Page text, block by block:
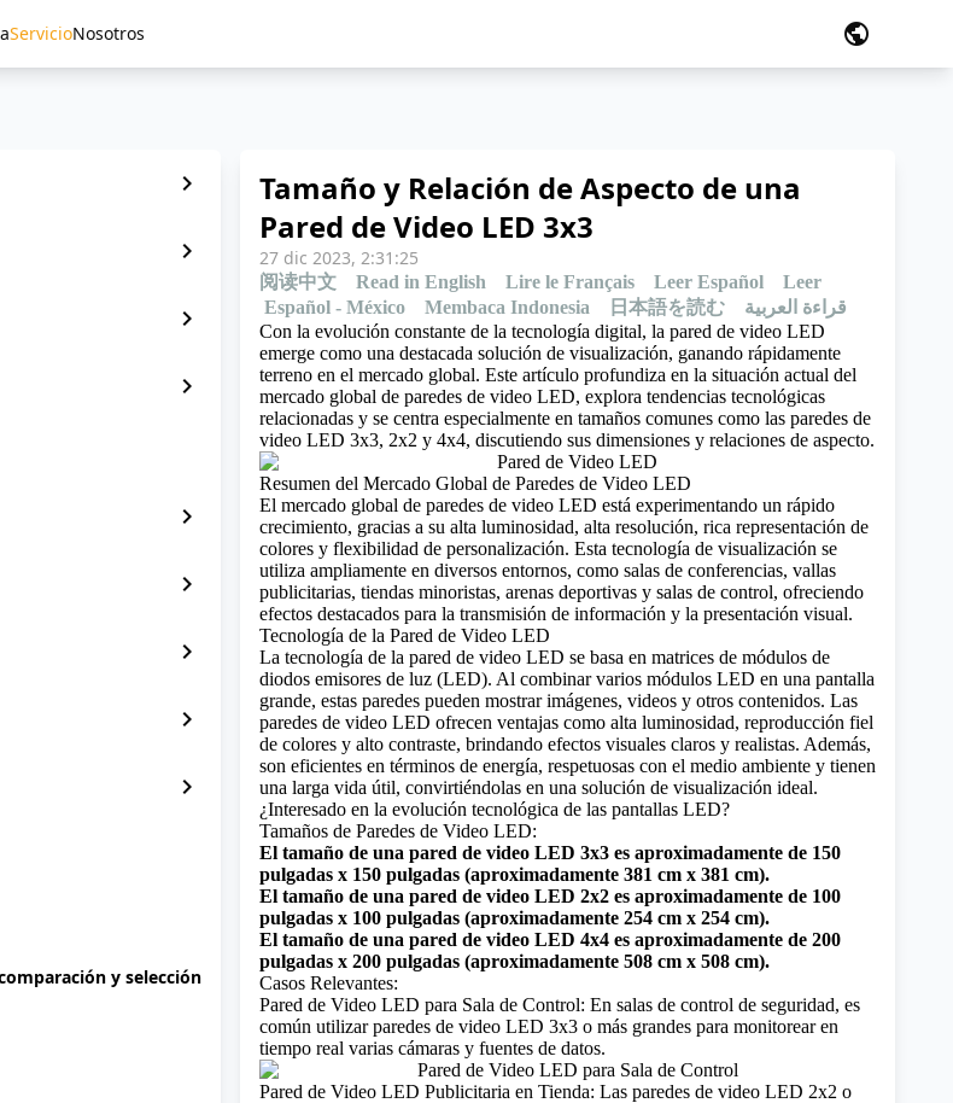
ServicioNosotros public
chevron_right
chevron_right
chevron_right
chevron_right
chevron_right
chevron_right
chevron_right
chevron_right
chevron_right
y selección
Tamaño y Relación de Aspecto de una
Pared de Video LED 3x3
27 dic 2023, 2:31:25
阅读中文 Read in English Lire le Français Leer Español
Leer
Español - México
Membaca Indonesia 日本語を読む
قراءة العربية
Con la evolución constante de la tecnología digital, la pared de video LED
emerge como una destacada solución de visualización, ganando rápidamente
terreno en el mercado global. Este artículo profundiza en la situación actual del
mercado global de paredes de video LED, explora tendencias tecnológicas
relacionadas y se centra especialmente en tamaños comunes como las paredes de
video LED 3x3, 2x2 y 4x4, discutiendo sus dimensiones y relaciones de aspecto.
Resumen del Mercado Global de Paredes de Video LED
El mercado global de paredes de video LED está experimentando un rápido
crecimiento, gracias a su alta luminosidad, alta resolución, rica representación de
colores y flexibilidad de personalización. Esta tecnología de visualización se
utiliza ampliamente en diversos entornos, como salas de conferencias, vallas
publicitarias, tiendas minoristas, arenas deportivas y salas de control, ofreciendo
efectos destacados para la transmisión de información y la presentación visual.
Tecnología de la Pared de Video LED
La tecnología de la pared de video LED se basa en matrices de módulos de
diodos emisores de luz (LED). Al combinar varios módulos LED en una pantalla
grande, estas paredes pueden mostrar imágenes, videos y otros contenidos. Las
paredes de video LED ofrecen ventajas como alta luminosidad, reproducción fiel
de colores y alto contraste, brindando efectos visuales claros y realistas. Además,
son eficientes en términos de energía, respetuosas con el medio ambiente y tienen
una larga vida útil, convirtiéndolas en una solución de visualización ideal.
¿Interesado en la evolución tecnológica de las pantallas LED?
Tamaños de Paredes de Video LED:
El tamaño de una pared de video LED 3x3 es aproximadamente de 150
pulgadas x 150 pulgadas (aproximadamente 381 cm x 381 cm).
El tamaño de una pared de video LED 2x2 es aproximadamente de 100
pulgadas x 100 pulgadas (aproximadamente 254 cm x 254 cm).
El tamaño de una pared de video LED 4x4 es aproximadamente de 200
pulgadas x 200 pulgadas (aproximadamente 508 cm x 508 cm).
Casos Relevantes:
Pared de Video LED para Sala de Control: En salas de control de seguridad, es
común utilizar paredes de video LED 3x3 o más grandes para monitorear en
tiempo real varias cámaras y fuentes de datos.
Pared de Video LED Publicitaria en Tienda: Las paredes de video LED 2x2 o